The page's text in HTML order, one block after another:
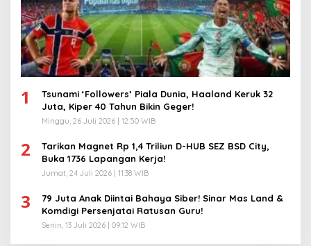
1
Tsunami ‘Followers’ Piala Dunia, Haaland Keruk 32
Juta, Kiper 40 Tahun Bikin Geger!
Minggu, 26 Juli 2026 | 12:50 WIB
2
Tarikan Magnet Rp 1,4 Triliun D-HUB SEZ BSD City,
Buka 1736 Lapangan Kerja!
Jumat, 24 Juli 2026 | 11:38 WIB
3
79 Juta Anak Diintai Bahaya Siber! Sinar Mas Land &
Komdigi Persenjatai Ratusan Guru!
Senin, 13 Juli 2026 | 09:12 WIB